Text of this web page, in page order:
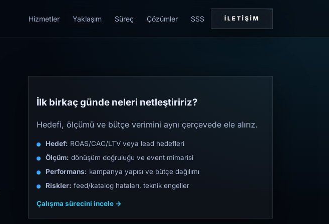
Hizmetler Yaklaşım Süreç Çözümler SSS İLETIŞIM
İlk birkaç günde neleri netleştiririz?
Hedefi, ölçümü ve bütçe verimini aynı çerçevede ele alırız.
Hedef: ROAS/CAC/LTV veya lead hedefleri
Ölçüm: dönüşüm doğruluğu ve event mimarisi
Performans: kampanya yapısı ve bütçe dağılımı
Riskler: feed/katalog hataları, teknik engeller
Çalışma sürecini incele →